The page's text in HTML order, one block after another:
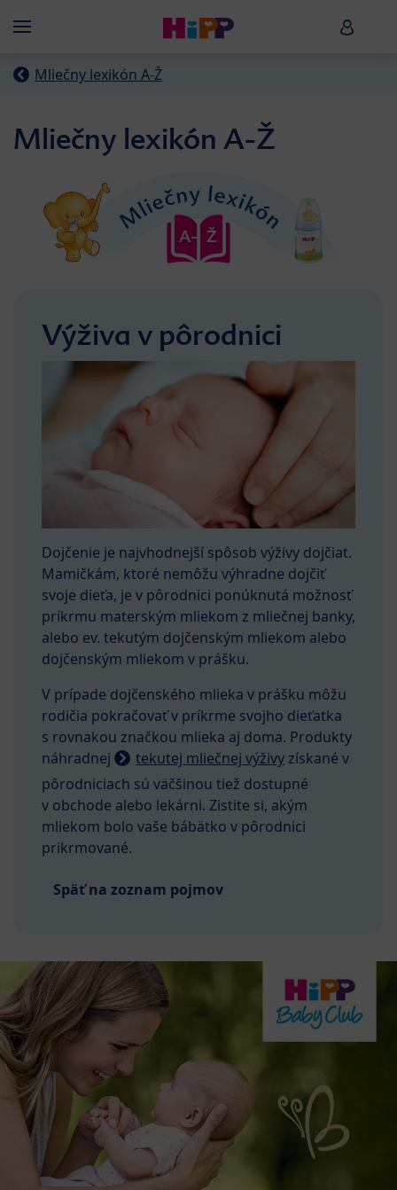
Menü HiPP
Mliečny lexikón A-Ž
Mliečny lexikón A-Ž
Výživa v pôrodnici
Dojčenie je najvhodnejší spôsob výživy dojčiat.
Mamičkám, ktoré nemôžu výhradne dojčiť
svoje dieťa, je v pôrodnici ponúknutá možnosť
príkrmu materským mliekom z mliečnej banky,
alebo ev. tekutým dojčenským mliekom alebo
dojčenským mliekom v prášku.
V prípade dojčenského mlieka v prášku môžu
rodičia pokračovať v príkrme svojho dieťatka
s rovnakou značkou mlieka aj doma. Produkty
náhradnej
tekutej mliečnej výživyzískané v
pôrodniciach sú väčšinou tiež dostupné
v obchode alebo lekárni. Zistite si, akým
mliekom bolo vaše bábätko v pôrodnici
prikrmované.
Späť na zoznam pojmov